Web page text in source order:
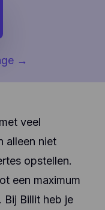
→
veel
alleen niet
opstellen.
een maximum
Bij Billit heb je